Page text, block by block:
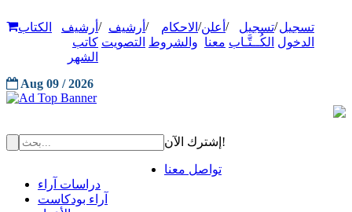
تسجيل
الدخول
/تسجيل
الكُــتَّـاب
/ أعلن
معنا
/ الاحكام
والشروط
/ أرشيف
التصويت
/ أرشيف
كاتب
الشهر
الكتاب
Aug 09 / 2026
إشترك الآن!
تواصل معنا
دراسات آراء
آراء بودكاست